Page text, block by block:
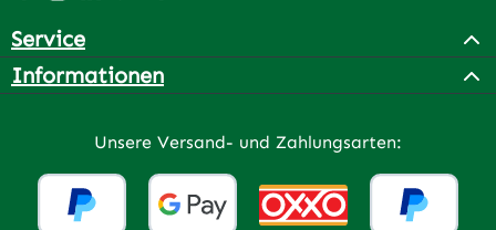
Service
Informationen
Unsere Versand- und Zahlungsarten: